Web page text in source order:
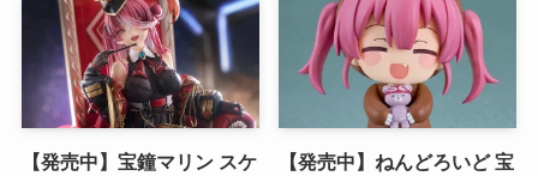
【発売中】宝鐘マリン スケ
【発売中】ねんどろいど 宝